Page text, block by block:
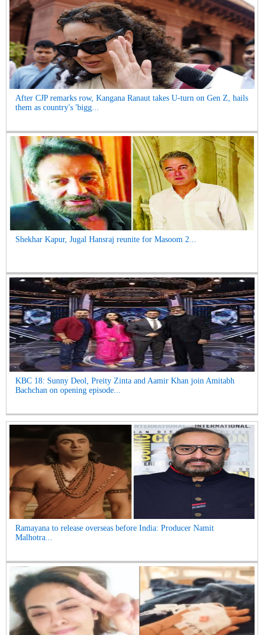
After CJP remarks row, Kangana Ranaut takes U-turn on Gen Z, hails
them as country's 'bigg...
Shekhar Kapur, Jugal Hansraj reunite for Masoom 2...
KBC 18: Sunny Deol, Preity Zinta and Aamir Khan join Amitabh
Bachchan on opening episode...
Ramayana to release overseas before India: Producer Namit
Malhotra...